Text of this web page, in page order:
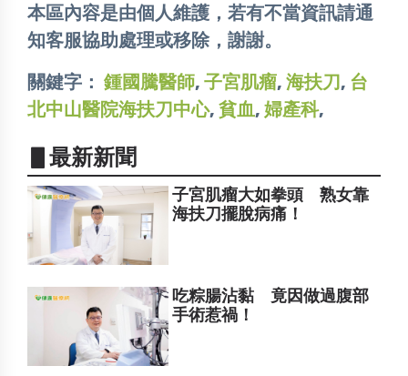
本區內容是由個人維護，若有不當資訊請通
知客服協助處理或移除，謝謝。
關鍵字： 鍾國騰醫師, 子宮肌瘤, 海扶刀, 台
北中山醫院海扶刀中心, 貧血, 婦產科,
▋最新新聞
子宮肌瘤大如拳頭 熟女靠
海扶刀擺脫病痛！
吃粽腸沾黏 竟因做過腹部
手術惹禍！